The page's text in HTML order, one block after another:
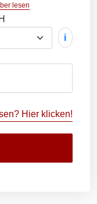
lesen
i
Hier klicken!